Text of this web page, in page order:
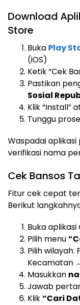
Download
Store
Buka Play
(iOS)
Ketik “Cek
Pastikan
Sosial
Klik “Install”
Tunggu
Waspadai aplikasi
verifikasi nama
Cek Bansos
Fitur cek cepat
Berikut
Buka aplikasi
Pilih menu
Pilih
Kecamatan
Masukkan
Jawab
Klik“Cari